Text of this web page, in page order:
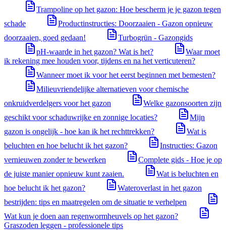
Trampoline op het gazon: Hoe bescherm je je gazon tegen
schade
Productinstructies: Doorzaaien - Gazon opnieuw
doorzaaien, goed gedaan!
Turbogrün - Gazongids
pH-waarde in het gazon? Wat is het?
Waar moet
ik rekening mee houden voor, tijdens en na het verticuteren?
Wanneer moet ik voor het eerst beginnen met bemesten?
Milieuvriendelijke alternatieven voor chemische
onkruidverdelgers voor het gazon
Welke gazonsoorten zijn
geschikt voor schaduwrijke en zonnige locaties?
Mijn
gazon is ongelijk - hoe kan ik het rechttrekken?
Wat is
beluchten en hoe belucht ik het gazon?
Instructies: Gazon
vernieuwen zonder te bewerken
Complete gids - Hoe je op
de juiste manier opnieuw kunt zaaien.
Wat is beluchten en
hoe belucht ik het gazon?
Wateroverlast in het gazon
bestrijden: tips en maatregelen om de situatie te verhelpen
Wat kun je doen aan regenwormheuvels op het gazon?
Graszoden leggen - professionele tips